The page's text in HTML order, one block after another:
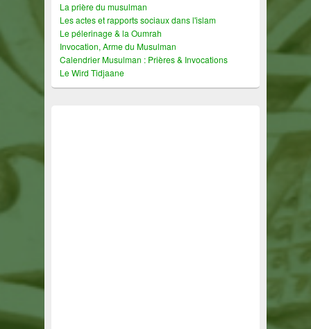
La prière du musulman
Les actes et rapports sociaux dans l'islam
Le pélerinage & la Oumrah
Invocation, Arme du Musulman
Calendrier Musulman : Prières & Invocations
Le Wird Tidjaane